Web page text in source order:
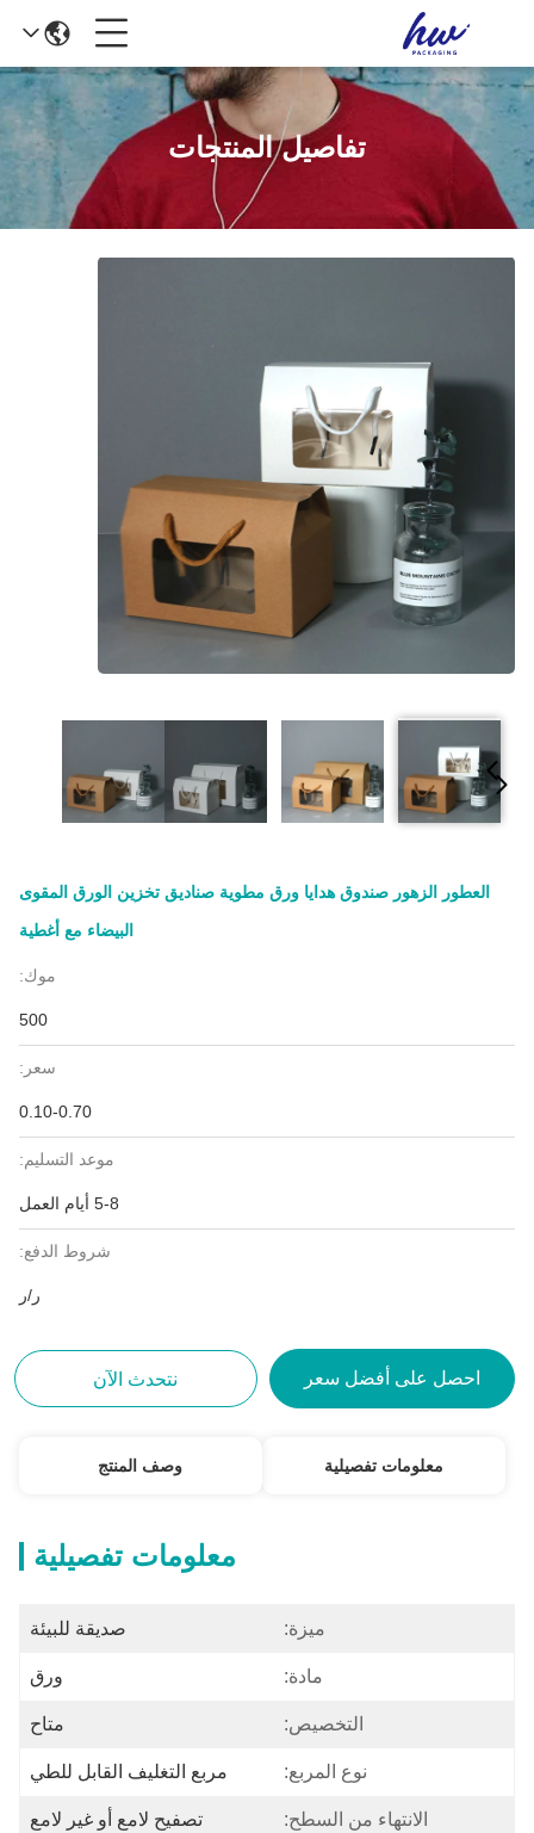
تفاصيل المنتجات
العطور الزهور صندوق هدايا ورق مطوية صناديق تخزين الورق المقوى
البيضاء مع أغطية
موك:
500
سعر:
0.10-0.70
موعد التسليم:
5-8 أيام العمل
شروط الدفع:
ر/ر
احصل على أفضل سعر نتحدث الآن
معلومات تفصيلية وصف المنتج
معلومات تفصيلية
ميزة: صديقة للبيئة
مادة: ورق
التخصيص: متاح
نوع المربع: مربع التغليف القابل للطي
الانتهاء من السطح: تصفيح لامع أو غير لامع